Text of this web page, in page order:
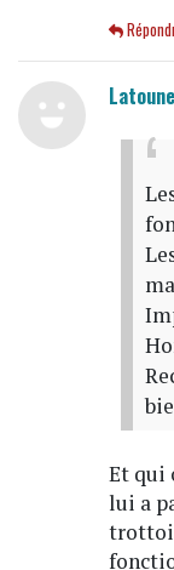
Et qui
lui a